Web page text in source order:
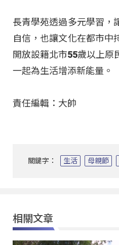
長青學苑透過多元學習，
自信，也讓文化在都市中
開放設籍北市55歲以上原
一起為生活增添新能量。
責任編輯：大帥
關鍵字： 生活 母親節
相關文章